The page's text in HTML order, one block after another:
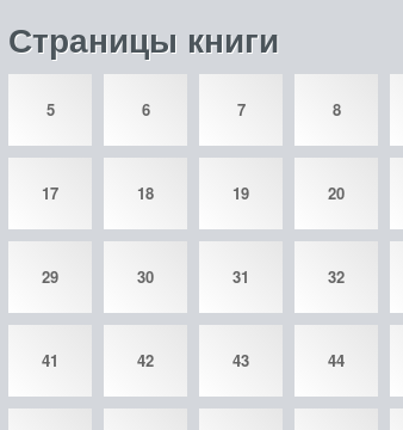
Страницы книги
5 6 7 8
17 18 19 20
29 30 31 32
41 42 43 44